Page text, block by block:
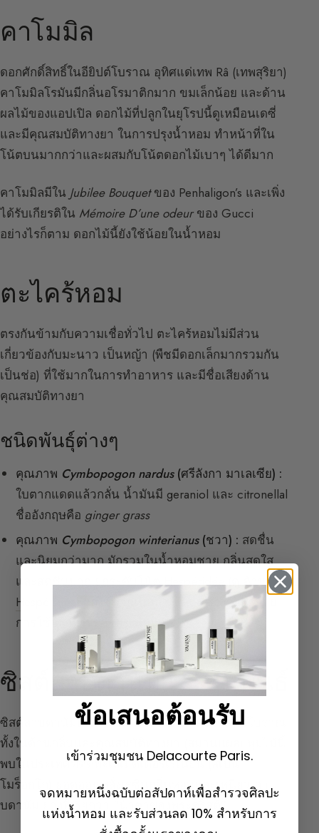
คาโมมิล
ดอกศักดิ์สิทธิ์ในอียิปต์โบราณ อุทิศแด่เทพ Râ (เทพสุริยา)
คาโมมิลโรมันมีกลิ่นอโรมาติกมาก ขมเล็กน้อย และด้าน
ผลไม้ของแอปเปิล ดอกไม้ที่ปลูกในยุโรปนี้ดูเหมือนเดซี่
และมีคุณสมบัติทางยา ในการปรุงน้ำหอม ทำหน้าที่ใน
โน้ตบนมากกว่าและผสมกับโน้ตดอกไม้เบาๆ ได้ดีมาก
คาโมมิลมีใน Jubilee Bouquetของ Penhaligon’s และเพิ่ง
ได้รับเกียรติใน Mémoire D’une odeurของ Gucci
อย่างไรก็ตาม ดอกไม้นี้ยังใช้น้อยในน้ำหอม
ตะไคร้หอม
ตรงกันข้ามกับความเชื่อทั่วไป ตะไคร้หอมไม่มีส่วน
เกี่ยวข้องกับมะนาว เป็นหญ้า (พืชมีดอกเล็กมากรวมกัน
เป็นช่อ) ที่ใช้มากในการทำอาหาร และมีชื่อเสียงด้าน
คุณสมบัติทางยา
ชนิดพันธุ์ต่างๆ
คุณภาพ Cymbopogon nardus(ศรีลังกา มาเลเซีย) :
ใบตากแดดแล้วกลั่น น้ำมันมี geraniol และ citronellal
ชื่ออังกฤษคือ ginger grass
คุณภาพ Cymbopogon winterianus(ชวา) : สดชื่น
และนิยมกว่ามาก มักรวมในน้ำหอมชาย กลิ่นสดใส
และสดชื่นมาก ยกระดับโน้ต Hespéridée (
ดู ด้าน
Hespéridée
) ถูกใช้มากเป็นสารไล่ยุง ซึ่งอาจอธิบาย
การใช้จำกัดในการปรุงน้ำหอม
ซิสต์ลาบดานัมและอนุพันธ์
ซิสต์ลาบดานัมเป็นเรซินที่มีชื่อเสียงมาตั้งแต่สมัยโบราณ
ทั้งในด้านกลิ่นและคุณสมบัติทางยา (สมานแผล) พุ่มไม้นี้
พบในประเทศที่ติดทะเลเมดิเตอร์เรเนียน (สเปน
โมร็อกโก) ยอดอ่อนหลั่งเรซินกลิ่นหอมและเหนียว ลา
บดานัม ยางที่เรียกว่า “น้ำตาของพระคริสต์”
ข้อเสนอต้อนรับ
เข้าร่วมชุมชน Delacourte Paris.
จดหมายหนึ่งฉบับต่อสัปดาห์เพื่อสำรวจศิลปะ
แห่งน้ำหอม และรับส่วนลด 10% สำหรับการ